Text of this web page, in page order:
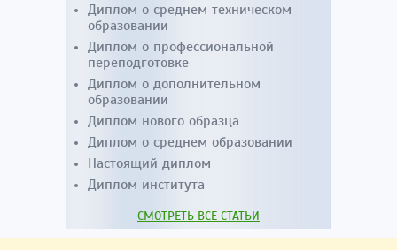
Диплом о среднем техническом
образовании
Диплом о профессиональной
переподготовке
Диплом о дополнительном
образовании
Диплом нового образца
Диплом о среднем образовании
Настоящий диплом
Диплом института
СМОТРЕТЬ ВСЕ СТАТЬИ